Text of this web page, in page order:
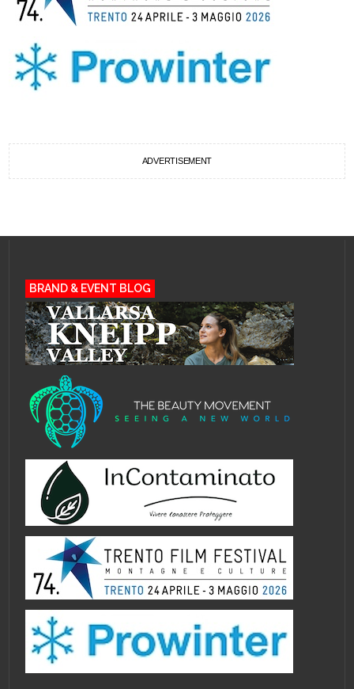
ADVERTISEMENT
BRAND & EVENT BLOG